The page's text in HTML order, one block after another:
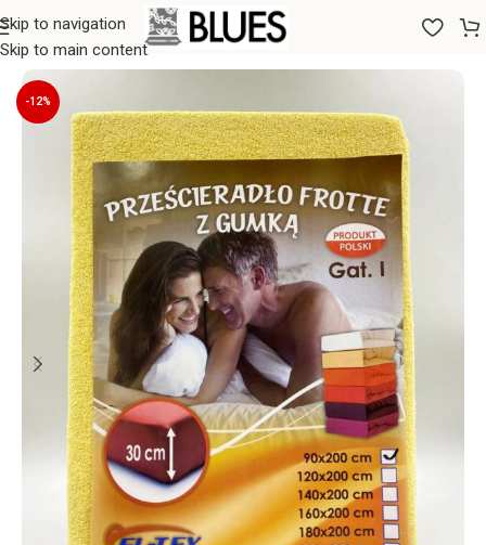
Skip to navigation
Skip to main content
Sākums/Gultas veļa/Palagi/Palagi ar gumiju
-12%